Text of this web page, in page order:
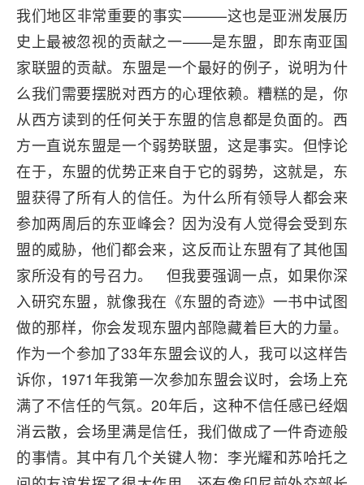
我们地区非常重要的事实———这也是亚洲发展历
史上最被忽视的贡献之一——是东盟，即东南亚国
家联盟的贡献。东盟是一个最好的例子，说明为什
么我们需要摆脱对西方的心理依赖。糟糕的是，你
从西方读到的任何关于东盟的信息都是负面的。西
方一直说东盟是一个弱势联盟，这是事实。但悖论
在于，东盟的优势正来自于它的弱势，这就是，东
盟获得了所有人的信任。为什么所有领导人都会来
参加两周后的东亚峰会？因为没有人觉得会受到东
盟的威胁，他们都会来，这反而让东盟有了其他国
家所没有的号召力。 但我要强调一点，如果你深
入研究东盟，就像我在《东盟的奇迹》一书中试图
做的那样，你会发现东盟内部隐藏着巨大的力量。
作为一个参加了33年东盟会议的人，我可以这样告
诉你，1971年我第一次参加东盟会议时，会场上充
满了不信任的气氛。20年后，这种不信任感已经烟
消云散，会场里满是信任，我们做成了一件奇迹般
的事情。其中有几个关键人物：李光耀和苏哈托之